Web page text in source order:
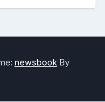
newsbook By